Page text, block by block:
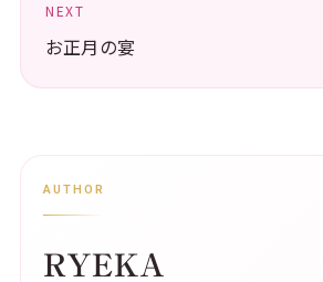
NEXT
お正月の宴
AUTHOR
RYEKA